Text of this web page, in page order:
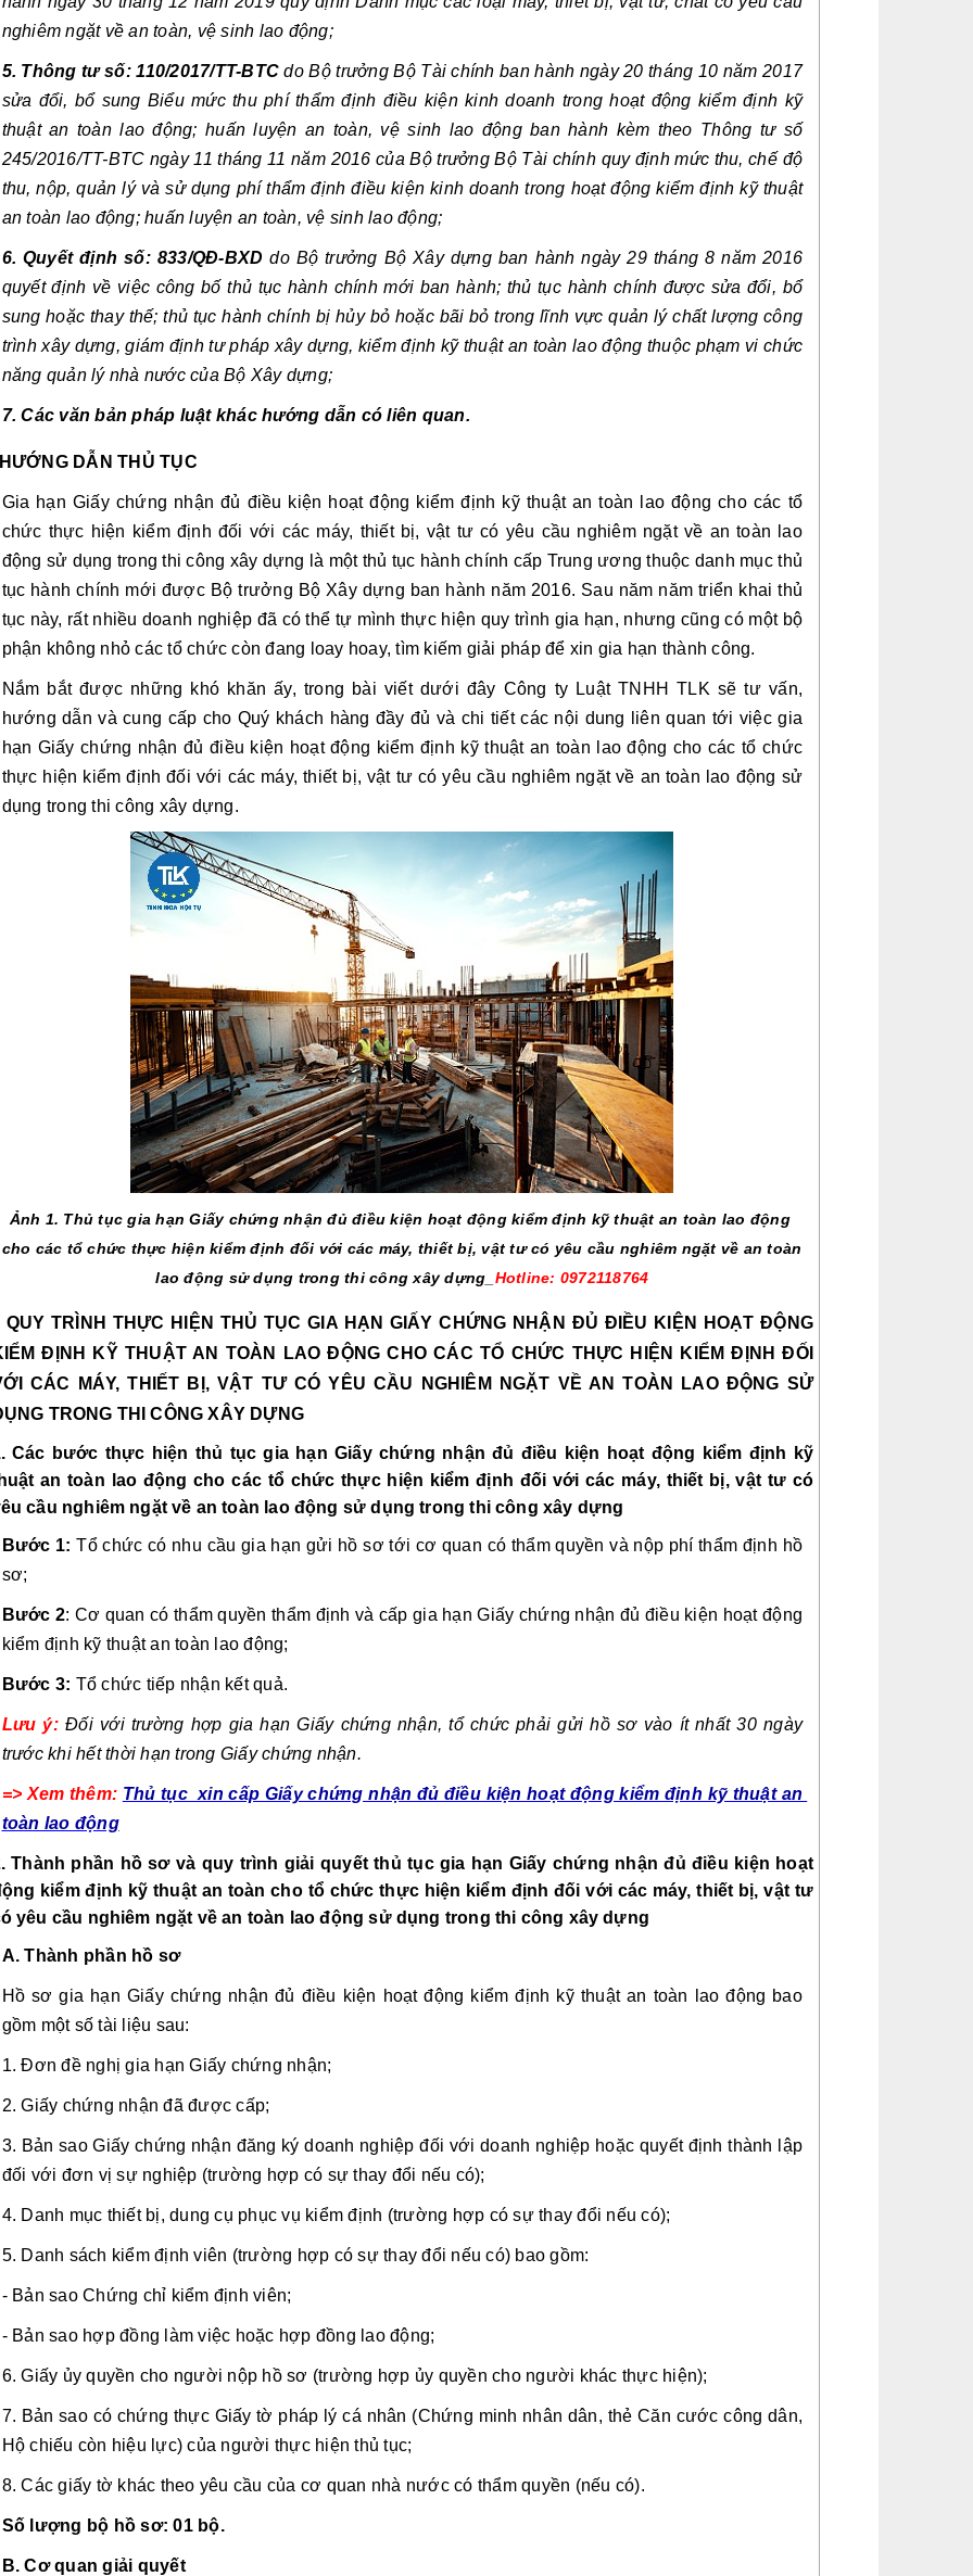
nghiêm ngặt về an toàn, vệ sinh lao động;
5. Thông tư số: 110/2017/TT-BTC do Bộ trưởng Bộ Tài chính ban hành ngày 20 tháng 10 năm 2017
sửa đổi, bổ sung Biểu mức thu phí thẩm định điều kiện kinh doanh trong hoạt động kiểm định kỹ
thuật an toàn lao động; huấn luyện an toàn, vệ sinh lao động ban hành kèm theo Thông tư số
245/2016/TT-BTC ngày 11 tháng 11 năm 2016 của Bộ trưởng Bộ Tài chính quy định mức thu, chế độ
thu, nộp, quản lý và sử dụng phí thẩm định điều kiện kinh doanh trong hoạt động kiểm định kỹ thuật
an toàn lao động; huấn luyện an toàn, vệ sinh lao động;
6. Quyết định số: 833/QĐ-BXD do Bộ trưởng Bộ Xây dựng ban hành ngày 29 tháng 8 năm 2016
quyết định về việc công bố thủ tục hành chính mới ban hành; thủ tục hành chính được sửa đổi, bổ
sung hoặc thay thế; thủ tục hành chính bị hủy bỏ hoặc bãi bỏ trong lĩnh vực quản lý chất lượng công
trình xây dựng, giám định tư pháp xây dựng, kiểm định kỹ thuật an toàn lao động thuộc phạm vi chức
năng quản lý nhà nước của Bộ Xây dựng;
7. Các văn bản pháp luật khác hướng dẫn có liên quan.
HƯỚNG DẪN THỦ TỤC
Gia hạn Giấy chứng nhận đủ điều kiện hoạt động kiểm định kỹ thuật an toàn lao động cho các tổ
chức thực hiện kiểm định đối với các máy, thiết bị, vật tư có yêu cầu nghiêm ngặt về an toàn lao
động sử dụng trong thi công xây dựng là một thủ tục hành chính cấp Trung ương thuộc danh mục thủ
tục hành chính mới được Bộ trưởng Bộ Xây dựng ban hành năm 2016. Sau năm năm triển khai thủ
tục này, rất nhiều doanh nghiệp đã có thể tự mình thực hiện quy trình gia hạn, nhưng cũng có một bộ
phận không nhỏ các tổ chức còn đang loay hoay, tìm kiếm giải pháp để xin gia hạn thành công.
Nắm bắt được những khó khăn ấy, trong bài viết dưới đây Công ty Luật TNHH TLK sẽ tư vấn,
hướng dẫn và cung cấp cho Quý khách hàng đầy đủ và chi tiết các nội dung liên quan tới việc gia
hạn Giấy chứng nhận đủ điều kiện hoạt động kiểm định kỹ thuật an toàn lao động cho các tổ chức
thực hiện kiểm định đối với các máy, thiết bị, vật tư có yêu cầu nghiêm ngặt về an toàn lao động sử
dụng trong thi công xây dựng.
Ảnh 1. Thủ tục gia hạn Giấy chứng nhận đủ điều kiện hoạt động kiểm định kỹ thuật an toàn lao động
cho các tổ chức thực hiện kiểm định đối với các máy, thiết bị, vật tư có yêu cầu nghiêm ngặt về an toàn
lao động sử dụng trong thi công xây dựng_ Hotline: 0972118764
QUY TRÌNH THỰC HIỆN THỦ TỤC GIA HẠN GIẤY CHỨNG NHẬN ĐỦ ĐIỀU KIỆN HOẠT ĐỘNG
ĐỊNH KỸ THUẬT AN TOÀN LAO ĐỘNG CHO CÁC TỔ CHỨC THỰC HIỆN KIỂM ĐỊNH ĐỐI
CÁC MÁY, THIẾT BỊ, VẬT TƯ CÓ YÊU CẦU NGHIÊM NGẶT VỀ AN TOÀN LAO ĐỘNG SỬ
TRONG THI CÔNG XÂY DỰNG
Các bước thực hiện thủ tục gia hạn Giấy chứng nhận đủ điều kiện hoạt động kiểm định kỹ
an toàn lao động cho các tổ chức thực hiện kiểm định đối với các máy, thiết bị, vật tư có
cầu nghiêm ngặt về an toàn lao động sử dụng trong thi công xây dựng
Bước 1: Tổ chức có nhu cầu gia hạn gửi hồ sơ tới cơ quan có thẩm quyền và nộp phí thẩm định hồ
sơ;
Bước 2: Cơ quan có thẩm quyền thẩm định và cấp gia hạn Giấy chứng nhận đủ điều kiện hoạt động
kiểm định kỹ thuật an toàn lao động;
Bước 3: Tổ chức tiếp nhận kết quả.
Lưu ý: Đối với trường hợp gia hạn Giấy chứng nhận, tổ chức phải gửi hồ sơ vào ít nhất 30 ngày
trước khi hết thời hạn trong Giấy chứng nhận.
=> Xem thêm: Thủ tục  xin cấp Giấy chứng nhận đủ điều kiện hoạt động kiểm định kỹ thuật an
toàn lao động
Thành phần hồ sơ và quy trình giải quyết thủ tục gia hạn Giấy chứng nhận đủ điều kiện hoạt
kiểm định kỹ thuật an toàn cho tổ chức thực hiện kiểm định đối với các máy, thiết bị, vật tư
yêu cầu nghiêm ngặt về an toàn lao động sử dụng trong thi công xây dựng
A. Thành phần hồ sơ
Hồ sơ gia hạn Giấy chứng nhận đủ điều kiện hoạt động kiểm định kỹ thuật an toàn lao động bao
gồm một số tài liệu sau:
1. Đơn đề nghị gia hạn Giấy chứng nhận;
2. Giấy chứng nhận đã được cấp;
3. Bản sao Giấy chứng nhận đăng ký doanh nghiệp đối với doanh nghiệp hoặc quyết định thành lập
đối với đơn vị sự nghiệp (trường hợp có sự thay đổi nếu có);
4. Danh mục thiết bị, dung cụ phục vụ kiểm định (trường hợp có sự thay đổi nếu có);
5. Danh sách kiểm định viên (trường hợp có sự thay đổi nếu có) bao gồm:
- Bản sao Chứng chỉ kiểm định viên;
- Bản sao hợp đồng làm việc hoặc hợp đồng lao động;
6. Giấy ủy quyền cho người nộp hồ sơ (trường hợp ủy quyền cho người khác thực hiện);
7. Bản sao có chứng thực Giấy tờ pháp lý cá nhân (Chứng minh nhân dân, thẻ Căn cước công dân,
Hộ chiếu còn hiệu lực) của người thực hiện thủ tục;
8. Các giấy tờ khác theo yêu cầu của cơ quan nhà nước có thẩm quyền (nếu có).
Số lượng bộ hồ sơ: 01 bộ.
B. Cơ quan giải quyết